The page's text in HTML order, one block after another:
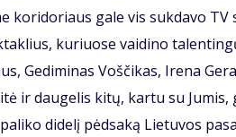
ko­ri­do­riaus ga­le vis suk­da­vo
ku­riuo­se vai­di­no
Ge­di­mi­nas Voš­či­kas, Ire­na
ir dau­ge­lis ki­tų, kar­tu su
di­de­lį pėd­sa­ką Lie­tu­vos